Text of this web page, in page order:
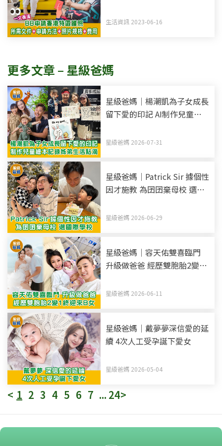
生活資訊 2023-06-16
更多文章 – 星級爸媽
星級爸媽｜楊潮凱為子女成長
留下愛的印記 AI制作兒童繪
星級爸媽 2026-07-31
星級爸媽｜Patrick Sir 據個性
因才施教 為囝囝棄母校 選國
星級爸媽 2026-06-29
星級爸媽｜容天佑雙喜臨門
升級做爸爸 經歷雙胞胎2變1
星級爸媽 2026-06-11
星級爸媽｜戴夢夢深信愛的延
續 4次人工受孕誕下愛女
星級爸媽 2026-05-04
< 1 2 3 4 5 6 7 ... 24>